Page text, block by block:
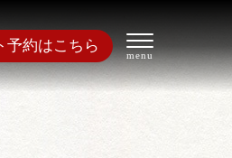
予約はこちら